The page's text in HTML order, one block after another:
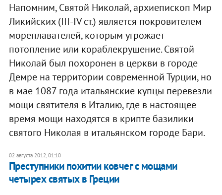
Напомним, Святой Николай, архиепископ Мир
Ликийских (ІІІ-IV ст.) является покровителем
мореплавателей, которым угрожает
потопление или кораблекрушение. Святой
Николай был похоронен в церкви в городе
Демре на территории современной Турции, но
в мае 1087 года итальянские купцы перевезли
мощи святителя в Италию, где в настоящее
время мощи находятся в крипте базилики
святого Николая в итальянском городе Бари.
02 августа 2012, 01:10
Преступники похитии ковчег с мощами
четырех святых в Греции